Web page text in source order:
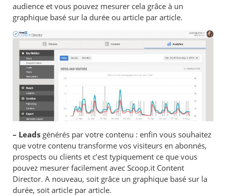
audience et vous pouvez mesurer cela grâce à un
graphique basé sur la durée ou article par article.
– Leads générés par votre contenu : enfin vous souhaitez
que votre contenu transforme vos visiteurs en abonnés,
prospects ou clients et c’est typiquement ce que vous
pouvez mesurer facilement avec Scoop.it Content
Director. A nouveau, soit grâce un graphique basé sur la
durée, soit article par article.